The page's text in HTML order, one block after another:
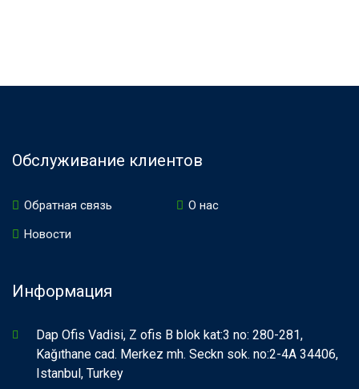
Обслуживание клиентов
Обратная связь
О нас
Новости
Информация
Dap Ofis Vadisi, Z ofis B blok kat:3 no: 280-281,
Kağıthane cad. Merkez mh. Seckn sok. no:2-4A 34406,
Istanbul, Turkey